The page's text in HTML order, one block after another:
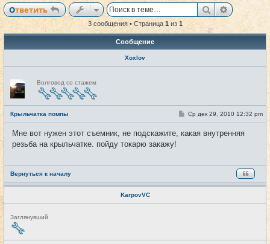
Ответить Поиск
3 сообщения • Страница 1из 1
Сообщение
Xoxlov
е
в
с
е
т
и
Волговод со стажем
Крыльчатка помпы #1
С
б
и
Ср дек 29, 2010 12:32 pm
Мне вот нужен этот съемник, не подскажите, какая внутренняя
резьба на крыльчатке. пойду токарю закажу!
Вернуться к началу
KarpovVC
Н
е
в
Заглянувший